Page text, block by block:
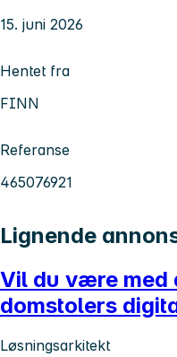
15. juni 2026
Hentet fra
FINN
Referanse
465076921
Lignende
Vil du være med
domstolers
Løsningsarkitekt